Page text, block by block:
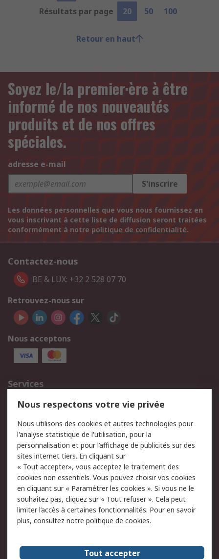
Résultats par page
20 50 100
Retour en haut
Soyez le/la premier·ère à être
informé de nos nouveautés
produits et de nos offres
spéciales.
adresse e-mail
S'inscrire
Les données personnelles que vous nous fournissez en
vous inscrivant à cette liste de diffusion seront traitées
conformément à notre politique de confidentialité.
Contactez-nous
BE & LUX: +32 2 528 07 70
Retrouvez-nous sur
Nous acceptons
Services
750.000 produits
2.500 marques
Retours
Support technique
Track & trace
Legal
Politique de cookies
Sécurité des e-mails
Politique de protection
des données - Mise à
jour
Conditions générales
de vente
A propos de RS
Nous respectons votre vie privée
Nous utilisons des cookies et autres technologies pour
l'analyse statistique de l'utilisation, pour la
personnalisation et pour l’affichage de publicités sur des
sites internet tiers. En cliquant sur
« Tout accepter», vous acceptez le traitement des
cookies non essentiels. Vous pouvez choisir vos cookies
en cliquant sur « Paramétrer les cookies ». Si vous ne le
souhaitez pas, cliquez sur « Tout refuser ». Cela peut
limiter l’accès à certaines fonctionnalités. Pour en savoir
plus, consultez notre politique de cookies.
Tout accepter